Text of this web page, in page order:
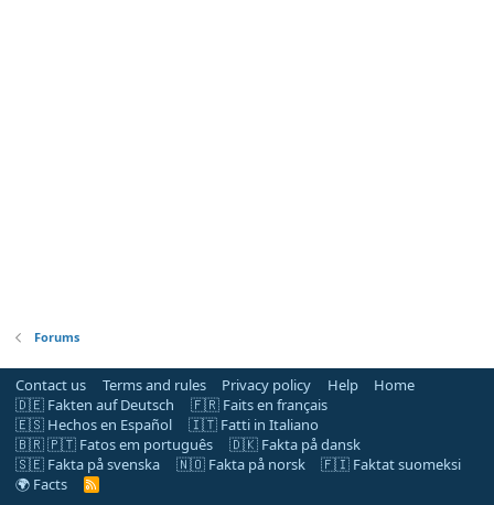
Forums
Contact us Terms and rules Privacy policy Help
Home
🇩🇪 Fakten auf Deutsch
🇫🇷 Faits en français
🇪🇸 Hechos en Español
🇮🇹 Fatti in Italiano
🇧🇷 🇵🇹 Fatos em português
🇩🇰 Fakta på dansk
🇸🇪 Fakta på svenska
🇳🇴 Fakta på norsk
🇫🇮 Faktat suomeksi
🌍 Facts
R